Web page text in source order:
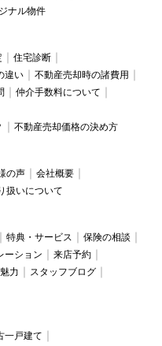
ナル物件
住宅診断
違い
不動産売却時の諸費用
仲介手数料について
不動産売却価格の決め方
の声
会社概要
扱いについて
特典・サービス
保険の相談
ーション
来店予約
力
スタッフブログ
一戸建て